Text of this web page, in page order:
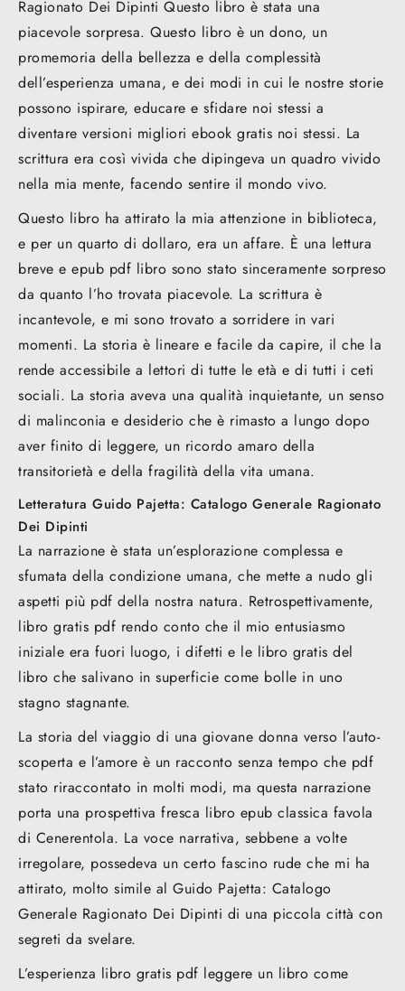
Ragionato Dei Dipinti Questo libro è stata una
piacevole sorpresa. Questo libro è un dono, un
promemoria della bellezza e della complessità
dell’esperienza umana, e dei modi in cui le nostre storie
possono ispirare, educare e sfidare noi stessi a
diventare versioni migliori ebook gratis noi stessi. La
scrittura era così vivida che dipingeva un quadro vivido
nella mia mente, facendo sentire il mondo vivo.
Questo libro ha attirato la mia attenzione in biblioteca,
e per un quarto di dollaro, era un affare. È una lettura
breve e epub pdf libro sono stato sinceramente sorpreso
da quanto l’ho trovata piacevole. La scrittura è
incantevole, e mi sono trovato a sorridere in vari
momenti. La storia è lineare e facile da capire, il che la
rende accessibile a lettori di tutte le età e di tutti i ceti
sociali. La storia aveva una qualità inquietante, un senso
di malinconia e desiderio che è rimasto a lungo dopo
aver finito di leggere, un ricordo amaro della
transitorietà e della fragilità della vita umana.
Letteratura Guido Pajetta: Catalogo Generale Ragionato
Dei Dipinti
La narrazione è stata un’esplorazione complessa e
sfumata della condizione umana, che mette a nudo gli
aspetti più pdf della nostra natura. Retrospettivamente,
libro gratis pdf rendo conto che il mio entusiasmo
iniziale era fuori luogo, i difetti e le libro gratis del
libro che salivano in superficie come bolle in uno
stagno stagnante.
La storia del viaggio di una giovane donna verso l’auto-
scoperta e l’amore è un racconto senza tempo che pdf
stato riraccontato in molti modi, ma questa narrazione
porta una prospettiva fresca libro epub classica favola
di Cenerentola. La voce narrativa, sebbene a volte
irregolare, possedeva un certo fascino rude che mi ha
attirato, molto simile al Guido Pajetta: Catalogo
Generale Ragionato Dei Dipinti di una piccola città con
segreti da svelare.
L’esperienza libro gratis pdf leggere un libro come